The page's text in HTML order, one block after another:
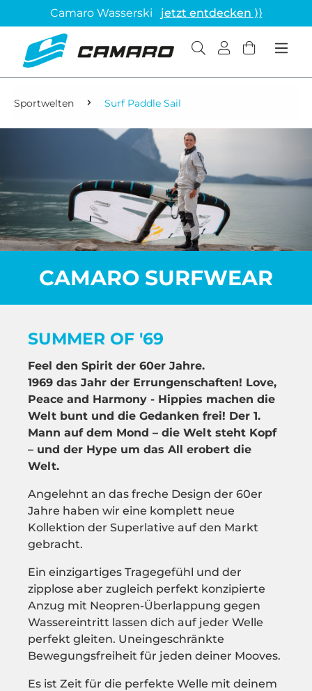
Camaro Wasserski jetzt entdecken ⟩⟩
Sportwelten Surf Paddle Sail
CAMARO SURFWEAR
SUMMER OF '69
Feel den Spirit der 60er Jahre.
1969 das Jahr der Errungenschaften! Love,
Peace and Harmony - Hippies machen die
Welt bunt und die Gedanken frei! Der 1.
Mann auf dem Mond – die Welt steht Kopf
– und der Hype um das All erobert die
Welt.
Angelehnt an das freche Design der 60er
Jahre haben wir eine komplett neue
Kollektion der Superlative auf den Markt
gebracht.
Ein einzigartiges Tragegefühl und der
zipplose aber zugleich perfekt konzipierte
Anzug mit Neopren-Überlappung gegen
Wassereintritt lassen dich auf jeder Welle
perfekt gleiten. Uneingeschränkte
Bewegungsfreiheit für jeden deiner Mooves.
Es ist Zeit für die perfekte Welle mit deinem